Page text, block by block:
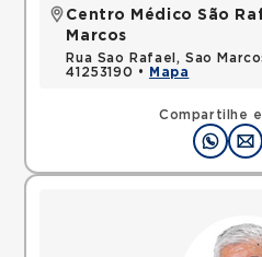
Compartilhe
Centro Médico São
Marcos
Rua Sao Rafael, Sao
41253190 •
Mapa